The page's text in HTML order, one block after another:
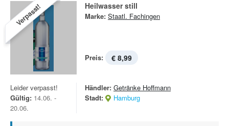
Verpasst! Heilwasser still
Marke: Staatl. Fachingen
Preis: € 8,99
Leider verpasst!
Gültig: 14.06. -
20.06.
Händler: Getränke Hoffmann
Stadt:
Hamburg